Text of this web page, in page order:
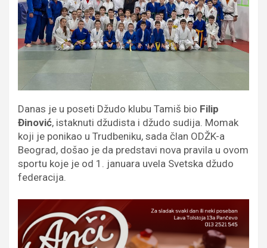
Danas je u poseti Džudo klubu Tamiš bio Filip
Đinović, istaknuti džudista i džudo sudija. Momak
koji je ponikao u Trudbeniku, sada član ODŽK-a
Beograd, došao je da predstavi nova pravila u ovom
sportu koje je od 1. januara uvela Svetska džudo
federacija.